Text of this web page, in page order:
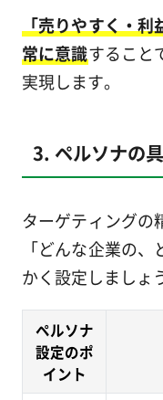
「売りやすく・
常に意識すること
実現します。
3. ペルソナの
ターゲティングの
「どんな企業の
かく設定しましょ
ペルソナ
設定のポ
イント